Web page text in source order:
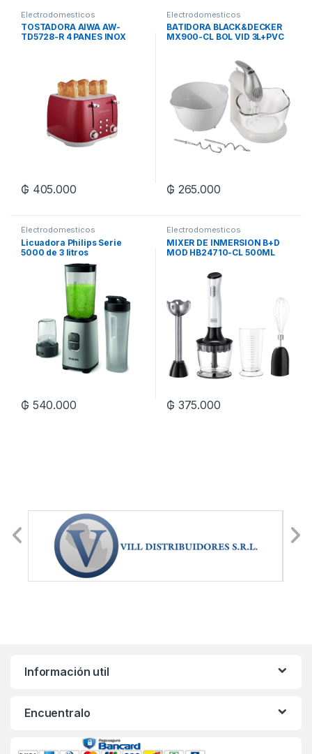
Electrodomesticos
TOSTADORA AIWA AW-
TD5728-R 4 PANES INOX
₲ 405.000
Electrodomesticos
BATIDORA BLACK&DECKER
MX900-CL BOL VID 3L+PVC
₲ 265.000
Electrodomesticos
Licuadora Philips Serie
5000 de 3 litros
₲ 540.000
Electrodomesticos
MIXER DE INMERSION B+D
MOD HB24710-CL 500ML
₲ 375.000
Información util
Encuentralo